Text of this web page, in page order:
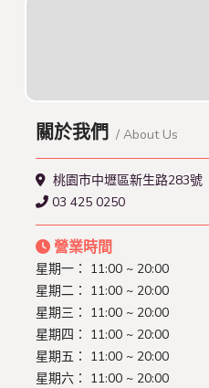
關於我們 / About Us
桃園市中壢區新生路283號
03 425 0250
營業時間
星期一： 11:00 ~ 20:00
星期二： 11:00 ~ 20:00
星期三： 11:00 ~ 20:00
星期四： 11:00 ~ 20:00
星期五： 11:00 ~ 20:00
星期六： 11:00 ~ 20:00